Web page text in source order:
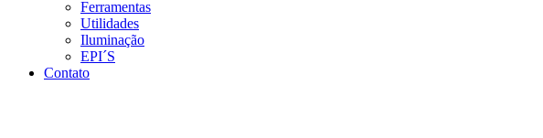
Ferramentas
Utilidades
Iluminação
EPI´S
Contato